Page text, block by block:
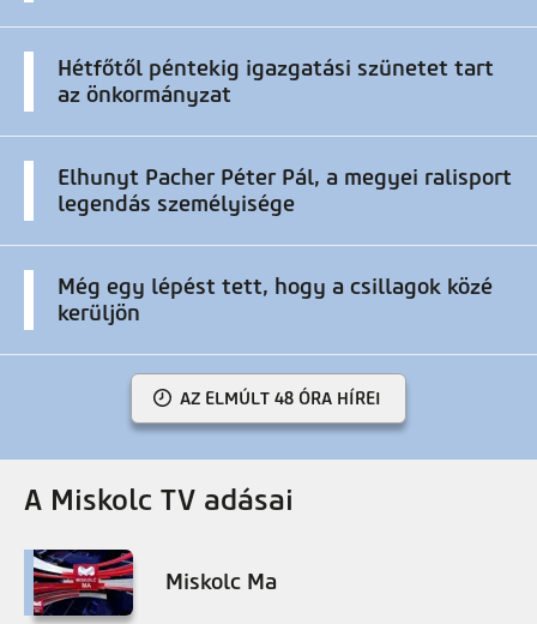
Hétfőtől péntekig igazgatási szünetet tart
az önkormányzat
Elhunyt Pacher Péter Pál, a megyei ralisport
legendás személyisége
Még egy lépést tett, hogy a csillagok közé
kerüljön
AZ ELMÚLT 48 ÓRA HÍREI
A Miskolc TV adásai
Miskolc Ma